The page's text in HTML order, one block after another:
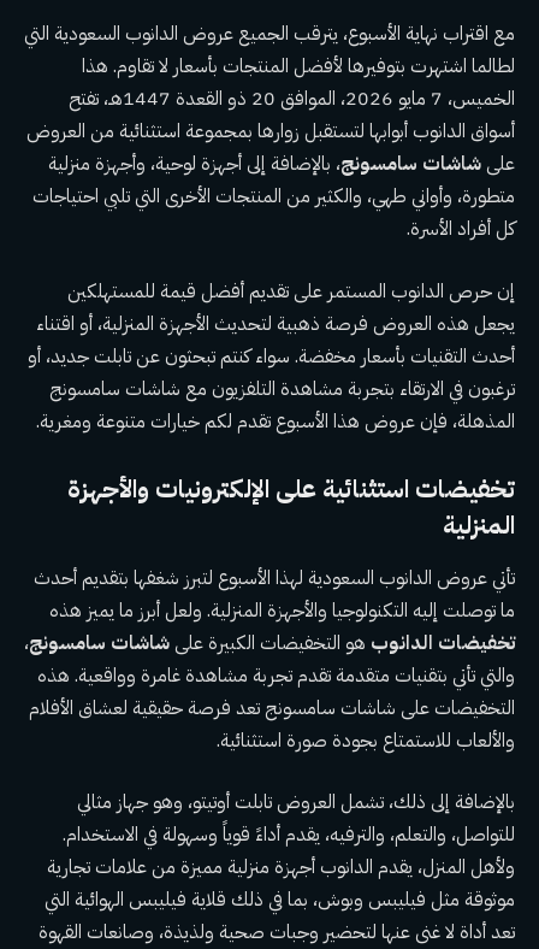
مع اقتراب نهاية الأسبوع، يترقب الجميع عروض الدانوب السعودية التي
لطالما اشتهرت بتوفيرها لأفضل المنتجات بأسعار لا تقاوم. هذا
الخميس، 7 مايو 2026، الموافق 20 ذو القعدة 1447هـ، تفتح
أسواق الدانوب أبوابها لتستقبل زوارها بمجموعة استثنائية من العروض
على شاشات سامسونج، بالإضافة إلى أجهزة لوحية، وأجهزة منزلية
متطورة، وأواني طهي، والكثير من المنتجات الأخرى التي تلبي احتياجات
كل أفراد الأسرة.
إن حرص الدانوب المستمر على تقديم أفضل قيمة للمستهلكين
يجعل هذه العروض فرصة ذهبية لتحديث الأجهزة المنزلية، أو اقتناء
أحدث التقنيات بأسعار مخفضة. سواء كنتم تبحثون عن تابلت جديد، أو
ترغبون في الارتقاء بتجربة مشاهدة التلفزيون مع شاشات سامسونج
المذهلة، فإن عروض هذا الأسبوع تقدم لكم خيارات متنوعة ومغرية.
تخفيضات استثنائية على الإلكترونيات والأجهزة
المنزلية
تأتي عروض الدانوب السعودية لهذا الأسبوع لتبرز شغفها بتقديم أحدث
ما توصلت إليه التكنولوجيا والأجهزة المنزلية. ولعل أبرز ما يميز هذه
تخفيضات الدانوب هو التخفيضات الكبيرة على شاشات سامسونج،
والتي تأتي بتقنيات متقدمة تقدم تجربة مشاهدة غامرة وواقعية. هذه
التخفيضات على شاشات سامسونج تعد فرصة حقيقية لعشاق الأفلام
والألعاب للاستمتاع بجودة صورة استثنائية.
بالإضافة إلى ذلك، تشمل العروض تابلت أوتيتو، وهو جهاز مثالي
للتواصل، والتعلم، والترفيه، يقدم أداءً قوياً وسهولة في الاستخدام.
ولأهل المنزل، يقدم الدانوب أجهزة منزلية مميزة من علامات تجارية
موثوقة مثل فيليبس وبوش، بما في ذلك قلاية فيليبس الهوائية التي
تعد أداة لا غنى عنها لتحضير وجبات صحية ولذيذة، وصانعات القهوة